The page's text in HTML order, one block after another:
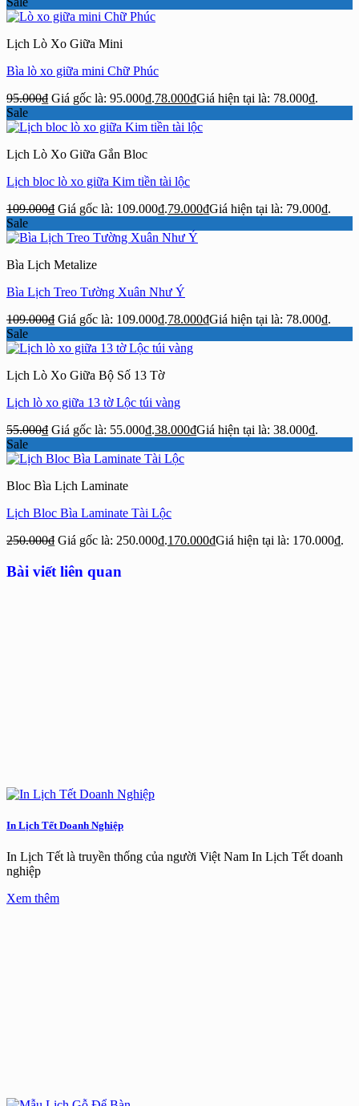
Lịch Lò Xo Giữa Mini
Bìa lò xo giữa mini Chữ Phúc
95.000₫ Giá gốc là: 95.000₫.78.000₫Giá hiện tại là: 78.000₫.
Sale
Lịch Lò Xo Giữa Gắn Bloc
Lịch bloc lò xo giữa Kim tiền tài lộc
109.000₫ Giá gốc là: 109.000₫.79.000₫Giá hiện tại là: 79.000₫.
Sale
Bìa Lịch Metalize
Bìa Lịch Treo Tường Xuân Như Ý
109.000₫ Giá gốc là: 109.000₫.78.000₫Giá hiện tại là: 78.000₫.
Sale
Lịch Lò Xo Giữa Bộ Số 13 Tờ
Lịch lò xo giữa 13 tờ Lộc túi vàng
55.000₫ Giá gốc là: 55.000₫.38.000₫Giá hiện tại là: 38.000₫.
Sale
Bloc Bìa Lịch Laminate
Lịch Bloc Bìa Laminate Tài Lộc
250.000₫ Giá gốc là: 250.000₫.170.000₫Giá hiện tại là: 170.000₫.
Bài viết liên quan
In Lịch Tết Doanh Nghiệp
In Lịch Tết là truyền thống của người Việt Nam In Lịch Tết doanh
nghiệp
Xem thêm